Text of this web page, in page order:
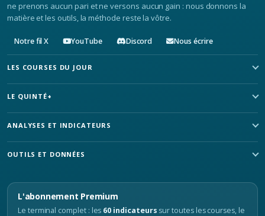
ne prenons aucun pari et ne versons aucun gain : nous donnons la
matière et les outils, la méthode reste la vôtre.
Notre fil X YouTube Discord Nous écrire
LES COURSES DU JOUR
LE QUINTÉ+
ANALYSES ET INDICATEURS
OUTILS ET DONNÉES
L'abonnement Premium
Le terminal complet : les 60 indicateurs sur toutes les courses, le